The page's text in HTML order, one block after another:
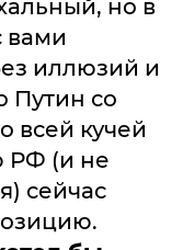
но в
вами
иллюзий и
Путин со
всей кучей
РФ (и не
сейчас